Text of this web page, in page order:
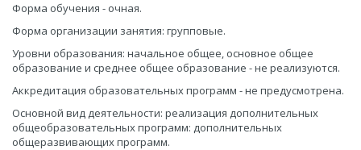
Форма обучения - очная.
Форма организации занятия: групповые.
Уровни образования: начальное общее, основное общее
образование и среднее общее образование - не реализуются.
Аккредитация образовательных программ - не предусмотрена.
Основной вид деятельности: реализация дополнительных
общеобразовательных программ: дополнительных
общеразвивающих программ.